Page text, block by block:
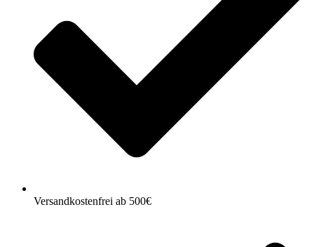
Versandkostenfrei ab 500€